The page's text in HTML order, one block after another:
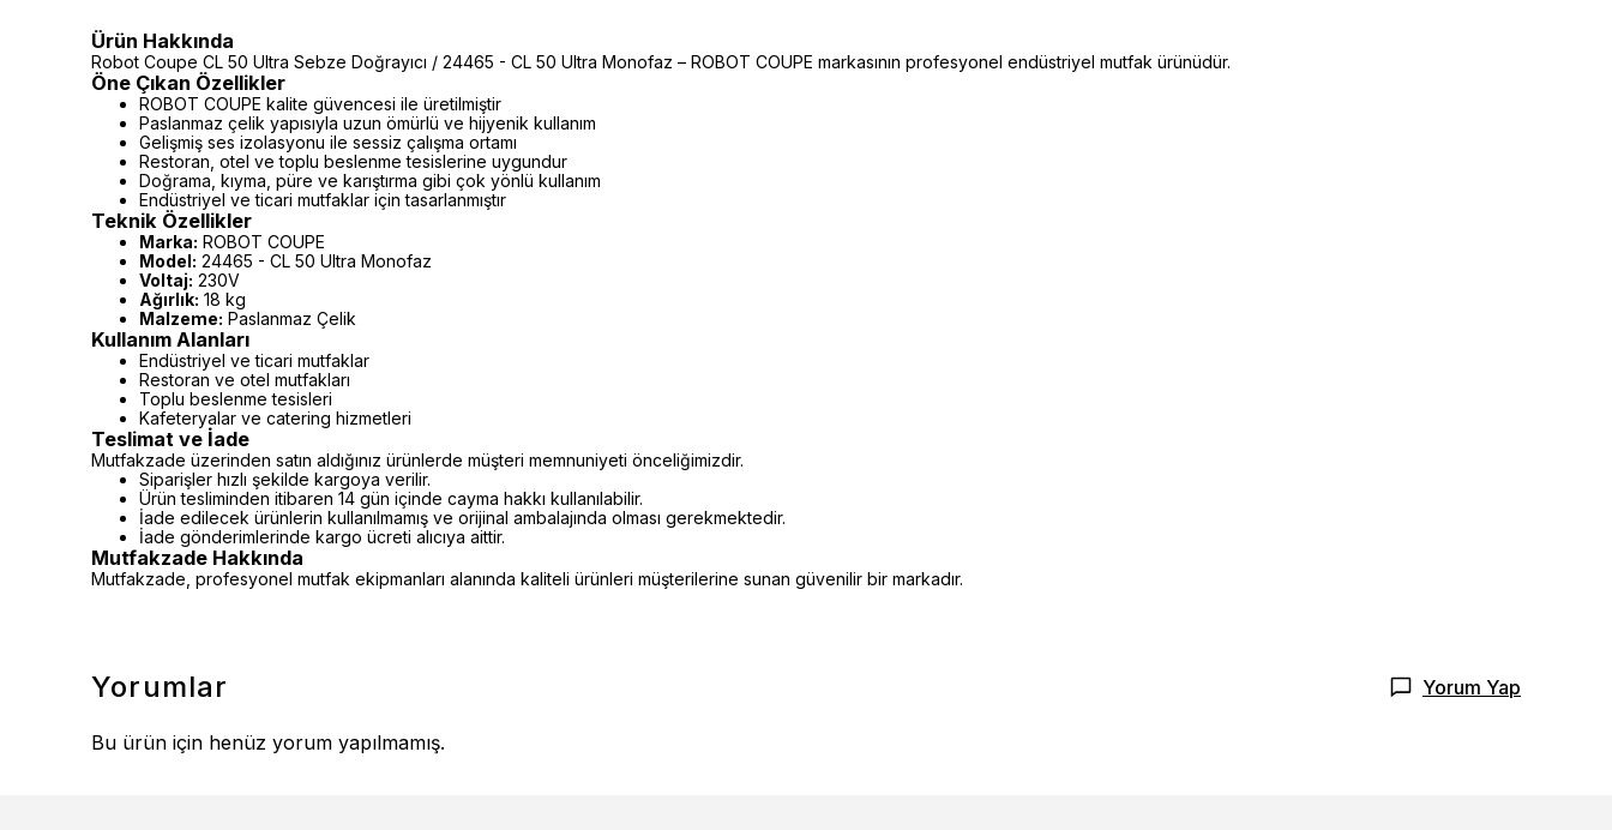
Ürün Hakkında
Robot Coupe CL 50 Ultra Sebze Doğrayıcı / 24465 - CL 50 Ultra Monofaz – ROBOT COUPE markasının profesyonel endüstriyel mutfak ürünüdür.
Öne Çıkan Özellikler
ROBOT COUPE kalite güvencesi ile üretilmiştir
Paslanmaz çelik yapısıyla uzun ömürlü ve hijyenik kullanım
Gelişmiş ses izolasyonu ile sessiz çalışma ortamı
Restoran, otel ve toplu beslenme tesislerine uygundur
Doğrama, kıyma, püre ve karıştırma gibi çok yönlü kullanım
Endüstriyel ve ticari mutfaklar için tasarlanmıştır
Teknik Özellikler
Marka: ROBOT COUPE
Model: 24465 - CL 50 Ultra Monofaz
Voltaj: 230V
Ağırlık: 18 kg
Malzeme: Paslanmaz Çelik
Kullanım Alanları
Endüstriyel ve ticari mutfaklar
Restoran ve otel mutfakları
Toplu beslenme tesisleri
Kafeteryalar ve catering hizmetleri
Teslimat ve İade
Mutfakzade üzerinden satın aldığınız ürünlerde müşteri memnuniyeti önceliğimizdir.
Siparişler hızlı şekilde kargoya verilir.
Ürün tesliminden itibaren 14 gün içinde cayma hakkı kullanılabilir.
İade edilecek ürünlerin kullanılmamış ve orijinal ambalajında olması gerekmektedir.
İade gönderimlerinde kargo ücreti alıcıya aittir.
Mutfakzade Hakkında
Mutfakzade, profesyonel mutfak ekipmanları alanında kaliteli ürünleri müşterilerine sunan güvenilir bir markadır.
Yorumlar Yorum Yap
Bu ürün için henüz yorum yapılmamış.